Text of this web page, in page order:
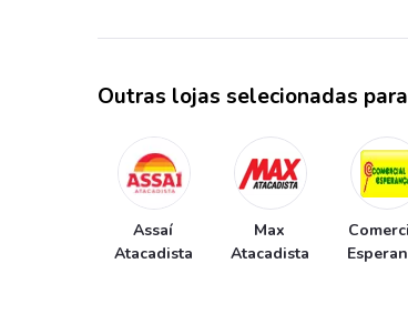
Outras lojas selecionadas
Assaí
Atacadista
Max
Atacadista